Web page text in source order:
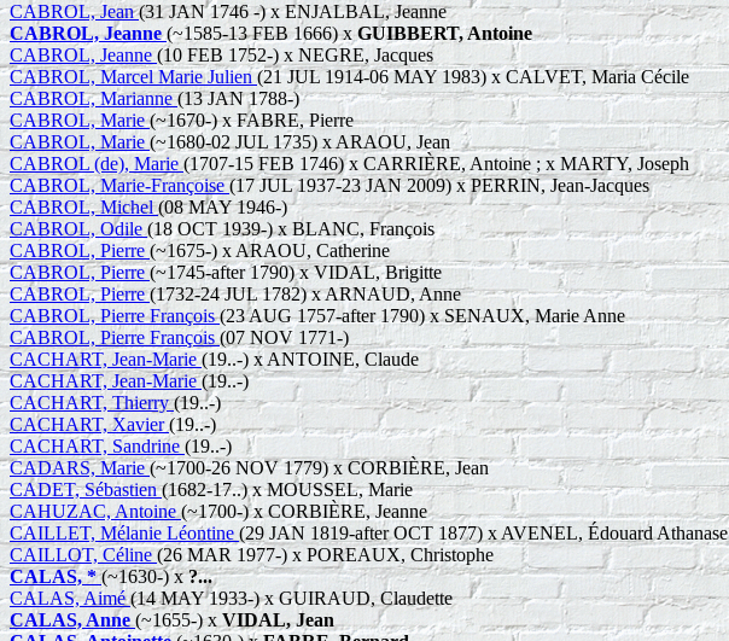
CABROL, Jean(31 JAN 1746 -) x ENJALBAL, Jeanne
CABROL, Jeanne (~1585-13 FEB 1666) xGUIBBERT, Antoine
CABROL, Jeanne (10 FEB 1752-) x NEGRE, Jacques
CABROL, Marcel Marie Julien(21 JUL 1914-06 MAY 1983) x CALVET, Maria Cécile
CABROL, Marianne(13 JAN 1788-)
CABROL, Marie(~1670-) x FABRE, Pierre
CABROL, Marie (~1680-02 JUL 1735) x ARAOU, Jean
CABROL (de), Marie(1707-15 FEB 1746) x CARRIÈRE, Antoine ; x MARTY, Joseph
CABROL, Marie-Françoise(17 JUL 1937-23 JAN 2009) x PERRIN, Jean-Jacques
CABROL, Michel(08 MAY 1946-)
CABROL, Odile(18 OCT 1939-) x BLANC, François
CABROL, Pierre (~1675-) x ARAOU, Catherine
CABROL, Pierre(~1745-after 1790) x VIDAL, Brigitte
CABROL, Pierre(1732-24 JUL 1782) x ARNAUD, Anne
CABROL, Pierre François(23 AUG 1757-after 1790) x SENAUX, Marie Anne
CABROL, Pierre François (07 NOV 1771-)
CACHART, Jean-Marie(19..-) x ANTOINE, Claude
CACHART, Jean-Marie(19..-)
CACHART, Thierry(19..-)
CACHART, Xavier(19..-)
CACHART, Sandrine (19..-)
CADARS, Marie(~1700-26 NOV 1779) x CORBIÈRE, Jean
CADET, Sébastien(1682-17..) x MOUSSEL, Marie
CAHUZAC, Antoine(~1700-) x CORBIÈRE, Jeanne
CAILLET, Mélanie Léontine (29 JAN 1819-after OCT 1877) x AVENEL, Édouard Athanase
CAILLOT, Céline (26 MAR 1977-) x POREAUX, Christophe
CALAS, * (~1630-) x?...
CALAS, Aimé(14 MAY 1933-) x GUIRAUD, Claudette
CALAS, Anne (~1655-) x VIDAL, Jean